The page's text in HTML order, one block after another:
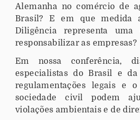
Alemanha no comércio de
Brasil? E em que medida
Diligência representa uma
responsabilizar as empresas?
Em nossa conferência,
especialistas do Brasil e da
regulamentações legais e
sociedade civil podem
violações ambientais e de